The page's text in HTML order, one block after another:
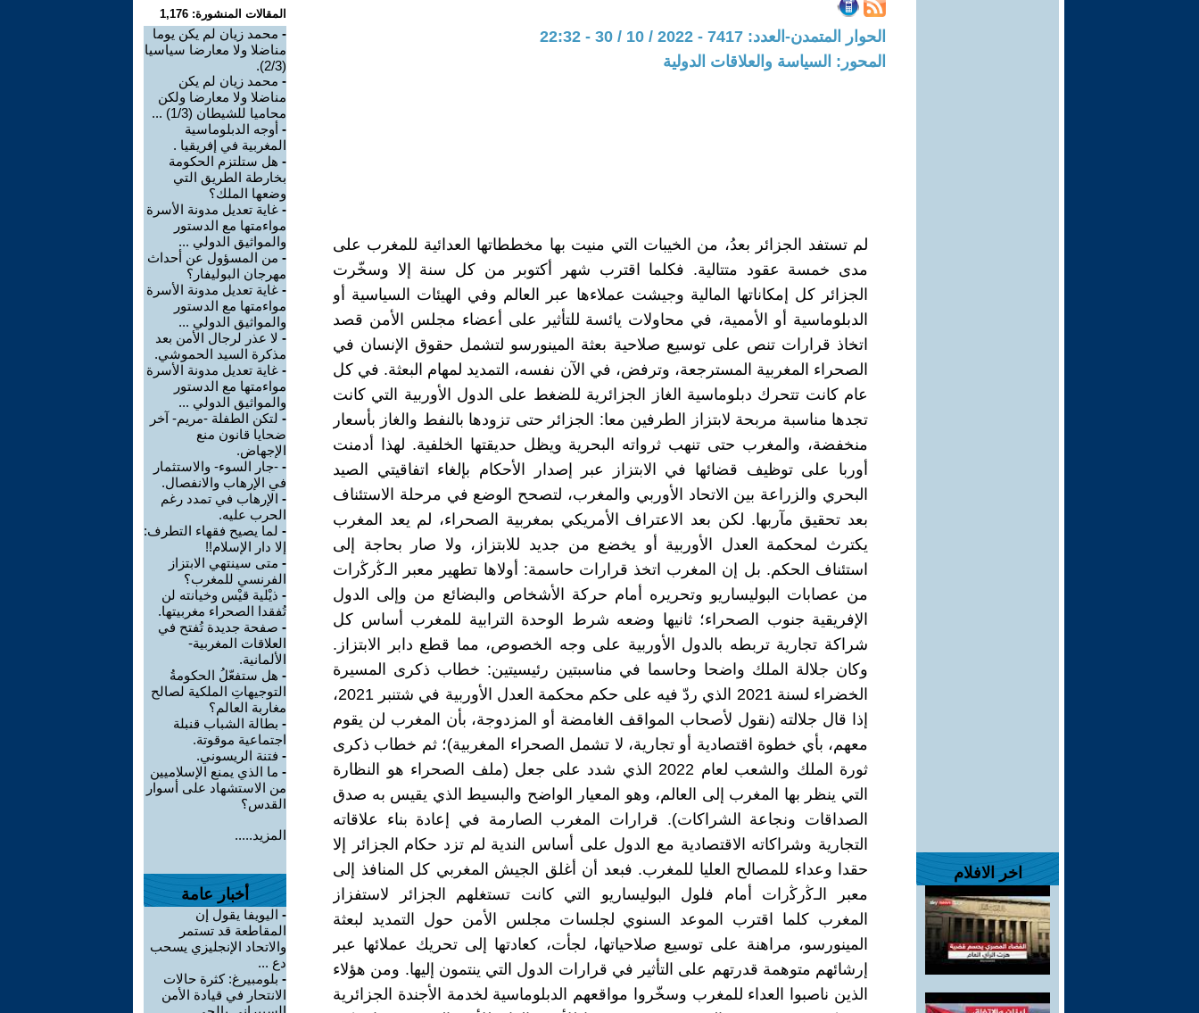
اخر الافلام
الحوار المتمدن-العدد: 7417 - 2022 / 10 / 30 - 22:32
المحور: السياسة والعلاقات الدولية
لم تستفد الجزائر بعدُ، من الخيبات التي منيت بها مخططاتها العدائية للمغرب على
مدى خمسة عقود متتالية. فكلما اقترب شهر أكتوبر من كل سنة إلا وسخّرت
الجزائر كل إمكاناتها المالية وجيشت عملاءها عبر العالم وفي الهيئات السياسية أو
الدبلوماسية أو الأممية، في محاولات يائسة للتأثير على أعضاء مجلس الأمن قصد
اتخاذ قرارات تنص على توسيع صلاحية بعثة المينورسو لتشمل حقوق الإنسان في
الصحراء المغربية المسترجعة، وترفض، في الآن نفسه، التمديد لمهام البعثة. في كل
عام كانت تتحرك دبلوماسية الغاز الجزائرية للضغط على الدول الأوربية التي كانت
تجدها مناسبة مربحة لابتزاز الطرفين معا: الجزائر حتى تزودها بالنفط والغاز بأسعار
منخفضة، والمغرب حتى تنهب ثرواته البحرية ويظل حديقتها الخلفية. لهذا أدمنت
أوربا على توظيف قضائها في الابتزاز عبر إصدار الأحكام بإلغاء اتفاقيتي الصيد
البحري والزراعة بين الاتحاد الأوربي والمغرب، لتصحح الوضع في مرحلة الاستئناف
بعد تحقيق مآربها. لكن بعد الاعتراف الأمريكي بمغربية الصحراء، لم يعد المغرب
يكترث لمحكمة العدل الأوربية أو يخضع من جديد للابتزاز، ولا صار بحاجة إلى
استئناف الحكم. بل إن المغرب اتخذ قرارات حاسمة: أولاها تطهير معبر الـﯕرﯕرات
من عصابات البوليساريو وتحريره أمام حركة الأشخاص والبضائع من وإلى الدول
الإفريقية جنوب الصحراء؛ ثانيها وضعه شرط الوحدة الترابية للمغرب أساس كل
شراكة تجارية تربطه بالدول الأوربية على وجه الخصوص، مما قطع دابر الابتزاز.
وكان جلالة الملك واضحا وحاسما في مناسبتين رئيسيتين: خطاب ذكرى المسيرة
الخضراء لسنة 2021 الذي ردّ فيه على حكم محكمة العدل الأوربية في شتنبر 2021،
إذا قال جلالته (نقول لأصحاب المواقف الغامضة أو المزدوجة، بأن المغرب لن يقوم
معهم، بأي خطوة اقتصادية أو تجارية، لا تشمل الصحراء المغربية)؛ ثم خطاب ذكرى
ثورة الملك والشعب لعام 2022 الذي شدد على جعل (ملف الصحراء هو النظارة
التي ينظر بها المغرب إلى العالم، وهو المعيار الواضح والبسيط الذي يقيس به صدق
الصداقات ونجاعة الشراكات). قرارات المغرب الصارمة في إعادة بناء علاقاته
التجارية وشراكاته الاقتصادية مع الدول على أساس الندية لم تزد حكام الجزائر إلا
حقدا وعداء للمصالح العليا للمغرب. فبعد أن أغلق الجيش المغربي كل المنافذ إلى
معبر الـﯕرﯕرات أمام فلول البوليساريو التي كانت تستغلهم الجزائر لاستفزاز
المغرب كلما اقترب الموعد السنوي لجلسات مجلس الأمن حول التمديد لبعثة
المينورسو، مراهنة على توسيع صلاحياتها، لجأت، كعادتها إلى تحريك عملائها عبر
إرشائهم متوهمة قدرتهم على التأثير في قرارات الدول التي ينتمون إليها. ومن هؤلاء
الذين ناصبوا العداء للمغرب وسخّروا مواقعهم الدبلوماسية لخدمة الأجندة الجزائرية
المقالات المنشورة: 1,176
- محمد زيان لم يكن يوما
مناضلا ولا معارضا سياسيا
(2/3).
- محمد زيان لم يكن
مناضلا ولا معارضا ولكن
محاميا للشيطان (1/3) ...
- أوجه الدبلوماسية
المغربية في إفريقيا .
- هل ستلتزم الحكومة
بخارطة الطريق التي
وضعها الملك؟
- غاية تعديل مدونة الأسرة
مواءمتها مع الدستور
والمواثيق الدولي ...
- من المسؤول عن أحداث
مهرجان البوليفار؟
- غاية تعديل مدونة الأسرة
مواءمتها مع الدستور
والمواثيق الدولي ...
- لا عذر لرجال الأمن بعد
مذكرة السيد الحموشي.
- غاية تعديل مدونة الأسرة
مواءمتها مع الدستور
والمواثيق الدولي ...
- لتكن الطفلة -مريم- آخر
ضحايا قانون منع
الإجهاض.
- -جار السوء- والاستثمار
في الإرهاب والانفصال.
- الإرهاب في تمدد رغم
الحرب عليه.
- لما يصيح فقهاء التطرف:
إلا دار الإسلام!!
- متى سينتهي الابتزاز
الفرنسي للمغرب؟
- ذيْلية قيْس وخيانته لن
تُفقدا الصحراء مغربيتها.
- صفحة جديدة تُفتح في
العلاقات المغربية-
الألمانية.
- هل ستفعّلُ الحكومةُ
التوجيهاتِ الملكية لصالح
مغاربة العالم؟
- بطالة الشباب قنبلة
اجتماعية موقوتة.
- فتنة الريسوني.
- ما الذي يمنع الإسلاميين
من الاستشهاد على أسوار
القدس؟
المزيد.....
أخبار عامة
- اليويفا يقول إن
المقاطعة قد تستمر
والاتحاد الإنجليزي يسحب
دع ...
- بلومبيرغ: كثرة حالات
الانتحار في قيادة الأمن